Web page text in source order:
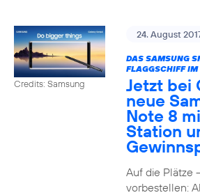
Credits: Samsung
24. August
DAS SAMSUNG
FLAGGSCHIFF
Jetzt bei
neue
Note 8
Station
Auf die Plätze
vorbestellen: